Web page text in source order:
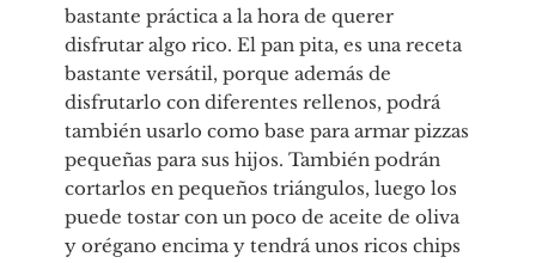
bastante práctica a la hora de querer
disfrutar algo rico. El pan pita, es una receta
bastante versátil, porque además de
disfrutarlo con diferentes rellenos, podrá
también usarlo como base para armar pizzas
pequeñas para sus hijos. También podrán
cortarlos en pequeños triángulos, luego los
puede tostar con un poco de aceite de oliva
y orégano encima y tendrá unos ricos chips